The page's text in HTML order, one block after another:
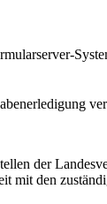
der
mit den